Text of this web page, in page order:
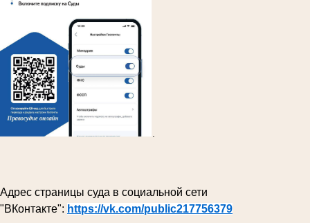
Адрес страницы суда в социальной сети
"ВКонтакте": https://vk.com/public217756379